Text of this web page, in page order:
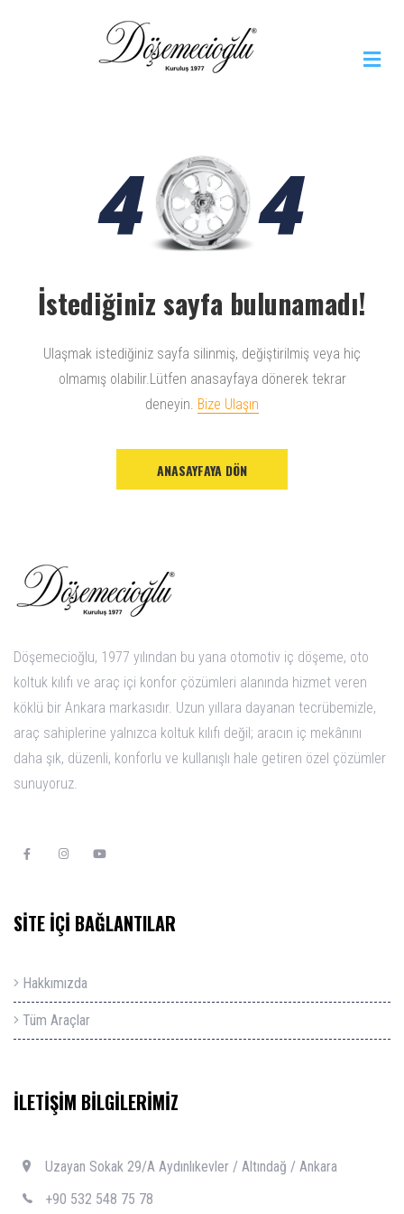
4 4
İstediğiniz sayfa bulunamadı!
Ulaşmak istediğiniz sayfa silinmiş, değiştirilmiş veya hiç
olmamış olabilir.Lütfen anasayfaya dönerek tekrar
deneyin. Bize Ulaşın
ANASAYFAYA DÖN
Döşemecioğlu, 1977 yılından bu yana otomotiv iç döşeme, oto
koltuk kılıfı ve araç içi konfor çözümleri alanında hizmet veren
köklü bir Ankara markasıdır. Uzun yıllara dayanan tecrübemizle,
araç sahiplerine yalnızca koltuk kılıfı değil; aracın iç mekânını
daha şık, düzenli, konforlu ve kullanışlı hale getiren özel çözümler
sunuyoruz.
SİTE İÇİ BAĞLANTILAR
Hakkımızda
Tüm Araçlar
İLETİŞİM BİLGİLERİMİZ
Uzayan Sokak 29/A Aydınlıkevler / Altındağ / Ankara
+90 532 548 75 78